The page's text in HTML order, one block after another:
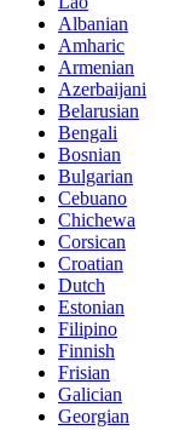
Albanian
Amharic
Armenian
Azerbaijani
Belarusian
Bengali
Bosnian
Bulgarian
Cebuano
Chichewa
Corsican
Croatian
Dutch
Estonian
Filipino
Finnish
Frisian
Galician
Georgian